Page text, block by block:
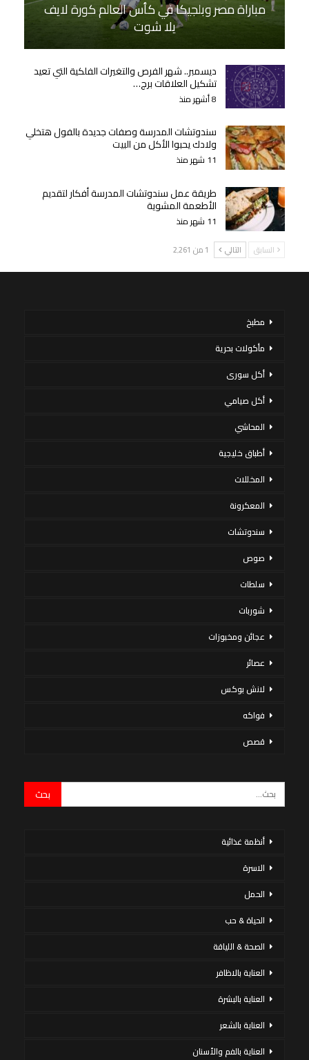
مباراة مصر وبلجيكا في كأس العالم كورة لايف
يلا شوت
ديسمبر.. شهر الفرص والتغيرات الفلكية التي تعيد
تشكيل العلاقات برج…
8 أشهر منذ
سندوتشات المدرسة وصفات جديدة بالفول هتخلي
ولادك يحبوا الأكل من البيت
11 شهر منذ
طريقة عمل سندوتشات المدرسة أفكار لتقديم
الأطعمة المشوية
11 شهر منذ
السابق التالي 1 من 2٬261
مطبخ
مأكولات بحرية
أكل سورى
أكل صيامي
المحاشي
أطباق خليجية
المخللات
المعكرونة
سندوتشات
صوص
سلطات
شوربات
عجائن ومخبوزات
عصائر
لانش بوكس
فواكه
قصص
أنظمة غذائية
الاسرة
الحمل
الحياة & حب
الصحة & اللياقة
العناية بالاظافر
العناية بالبشرة
العناية بالشعر
العناية بالفم والأسنان